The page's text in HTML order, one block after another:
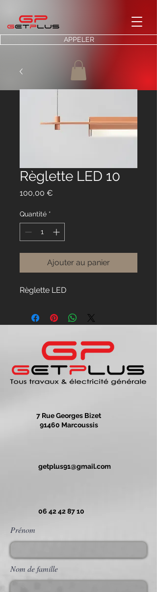
APPELER
Règlette LED 10
100,00 €
Quantité *
Ajouter au panier
Règlette LED
7 Rue Georges Bizet
91460 Marcoussis
getplus91@gmail.com
06 42 42 87 10
Prénom
Nom de famille